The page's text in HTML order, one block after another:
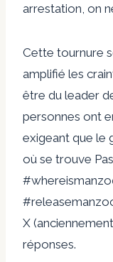
arrestation, on
Cette tournure
amplifié les
être du leader
personnes ont
exigeant que le
où se trouve
X
réponses.